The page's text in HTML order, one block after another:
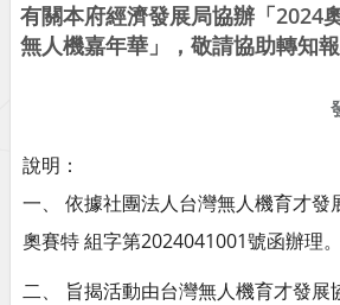
有關本府經濟發展局協辦「2024
無人機嘉年華」，敬請協助轉知
說明：
一、 依據社團法人台灣無人機育才發
奧賽特 組字第2024041001號函辦理。
二、 旨揭活動由台灣無人機育才發展